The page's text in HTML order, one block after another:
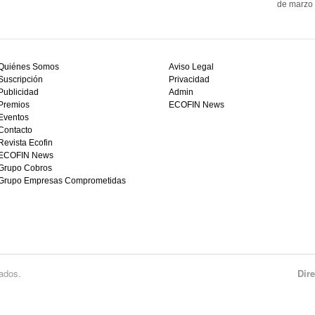
de
Somos
Ecofin
News
Cobros
Empresas Comprometidas
Aviso Legal
Privacidad
Admin
ECOFIN News